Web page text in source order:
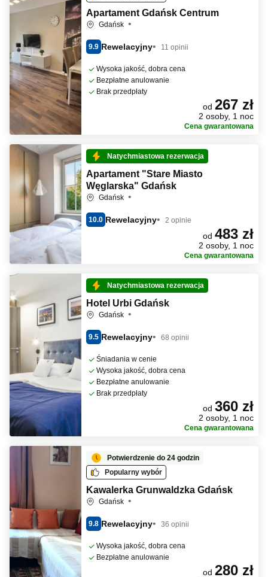
Apartament Gdańsk Centrum
Gdańsk
9.9 Rewelacyjny 11 opinii
Wysoka jakość, dobra cena
Bezpłatne anulowanie
Brak przedpłaty
od 267 zł
2 osoby, 1 noc
Cena gwarantowana
Natychmiastowa rezerwacja
Apartament "Stare Miasto
Węglarska" Gdańsk
Gdańsk
10.0 Rewelacyjny 2 opinie
od 483 zł
2 osoby, 1 noc
Cena gwarantowana
Natychmiastowa rezerwacja
Hotel Urbi Gdańsk
Gdańsk
9.5 Rewelacyjny 68 opinii
Śniadania w cenie
Wysoka jakość, dobra cena
Bezpłatne anulowanie
Brak przedpłaty
od 360 zł
2 osoby, 1 noc
Cena gwarantowana
Potwierdzenie do 24 godzin
Popularny wybór
Kawalerka Grunwaldzka Gdańsk
Gdańsk
9.8 Rewelacyjny 36 opinii
Wysoka jakość, dobra cena
Bezpłatne anulowanie
od 280 zł